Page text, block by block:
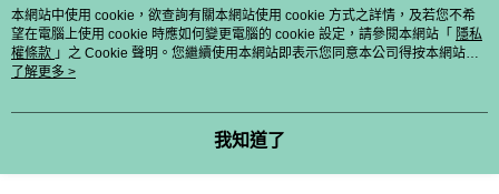
熱門標籤
本網站中使用 cookie，欲查詢有關本網站使用 cookie 方式之詳情，及若您不希
望在電腦上使用 cookie 時應如何變更電腦的 cookie 設定，請參閱本網站「 隱私
權條款 」之 Cookie 聲明。您繼續使用本網站即表示您同意本公司得按本網站使
用條款之 Cookie 聲明使用 cookie。
了解更多 >
我知道了